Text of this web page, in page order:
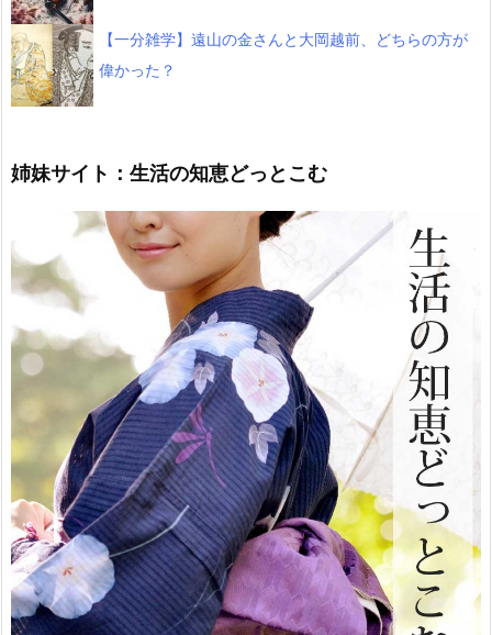
【一分雑学】遠山の金さんと大岡越前、どちらの方が
偉かった？
姉妹サイト：生活の知恵どっとこむ